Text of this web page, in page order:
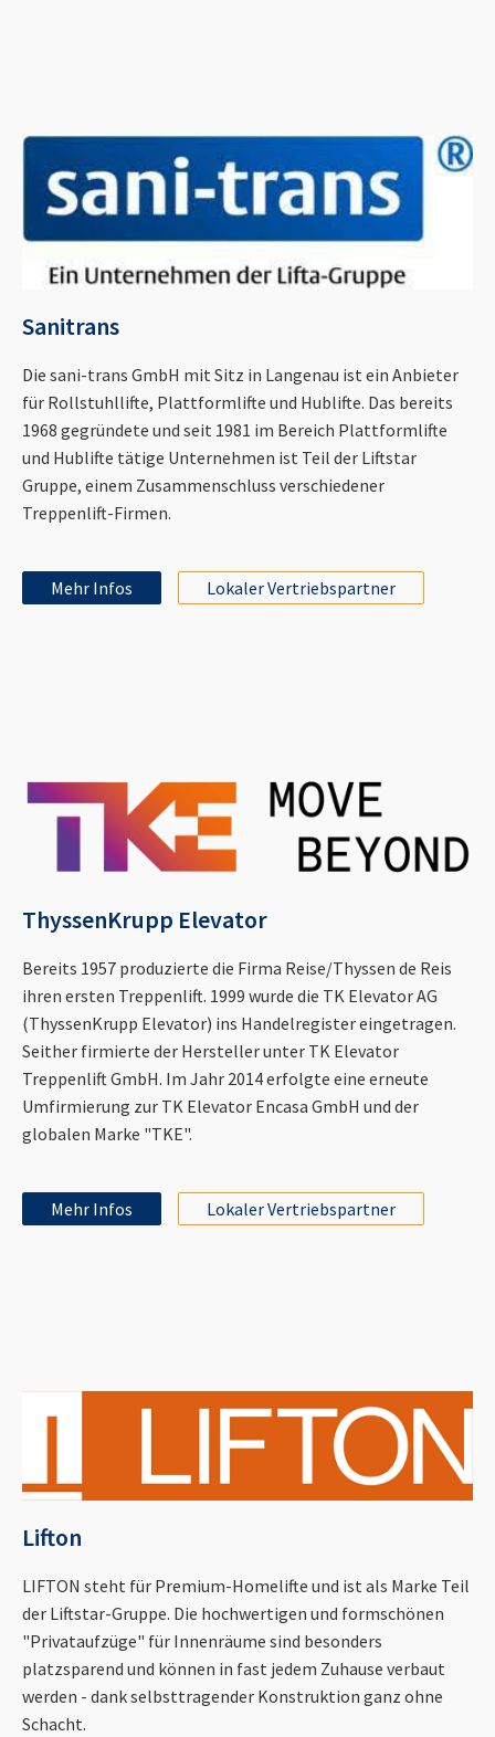
Sanitrans
Die sani-trans GmbH mit Sitz in Langenau ist ein Anbieter
für Rollstuhllifte, Plattformlifte und Hublifte. Das bereits
1968 gegründete und seit 1981 im Bereich Plattformlifte
und Hublifte tätige Unternehmen ist Teil der Liftstar
Gruppe, einem Zusammenschluss verschiedener
Treppenlift-Firmen.
Mehr Infos Lokaler Vertriebspartner
ThyssenKrupp Elevator
Bereits 1957 produzierte die Firma Reise/Thyssen de Reis
ihren ersten Treppenlift. 1999 wurde die TK Elevator AG
(ThyssenKrupp Elevator) ins Handelregister eingetragen.
Seither firmierte der Hersteller unter TK Elevator
Treppenlift GmbH. Im Jahr 2014 erfolgte eine erneute
Umfirmierung zur TK Elevator Encasa GmbH und der
globalen Marke "TKE".
Mehr Infos Lokaler Vertriebspartner
Lifton
LIFTON steht für Premium-Homelifte und ist als Marke Teil
der Liftstar-Gruppe. Die hochwertigen und formschönen
"Privataufzüge" für Innenräume sind besonders
platzsparend und können in fast jedem Zuhause verbaut
werden - dank selbsttragender Konstruktion ganz ohne
Schacht.